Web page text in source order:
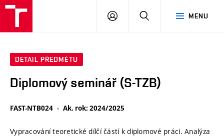
MENU
PŘIHLÁSIT
DETAIL PŘEDMĚTU
Diplomový seminář (S-TZB)
FAST-NTB024 Ak. rok: 2024/2025
Vypracování teoretické dílčí částí k diplomové práci. Analýza